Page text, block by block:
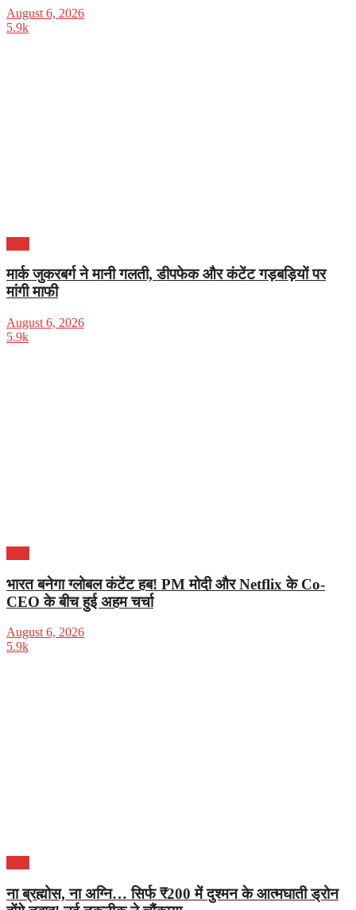
August 6, 2026
5.9k
मार्क जुकरबर्ग ने मानी गलती, डीपफेक और कंटेंट गड़बड़ियों पर
मांगी माफी
August 6, 2026
5.9k
भारत बनेगा ग्लोबल कंटेंट हब! PM मोदी और Netflix के Co-
CEO के बीच हुई अहम चर्चा
August 6, 2026
5.9k
ना ब्रह्मोस, ना अग्नि… सिर्फ ₹200 में दुश्मन के आत्मघाती ड्रोन